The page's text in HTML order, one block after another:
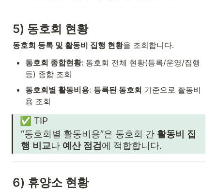
5) 동호회 현황
동호회 등록 및 활동비 집행 현황을 조회합니다.
동호회 종합현황: 동호회 전체 현황(등록/운영/집행
등) 종합 조회
동호회별 활동비용: 등록된 동호회 기준으로 활동비
용 조회
✅ TIP
“동호회별 활동비용”은 동호회 간 활동비 집
행 비교나 예산 점검에 적합합니다.
6) 휴양소 현황